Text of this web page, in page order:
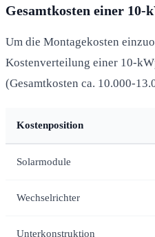
Gesamtkosten einer
Um die Montagekosten
Kostenverteilung einer 10-
(Gesamtkosten ca. 10.000-
Kostenposition
Solarmodule
Wechselrichter
Unterkonstruktion